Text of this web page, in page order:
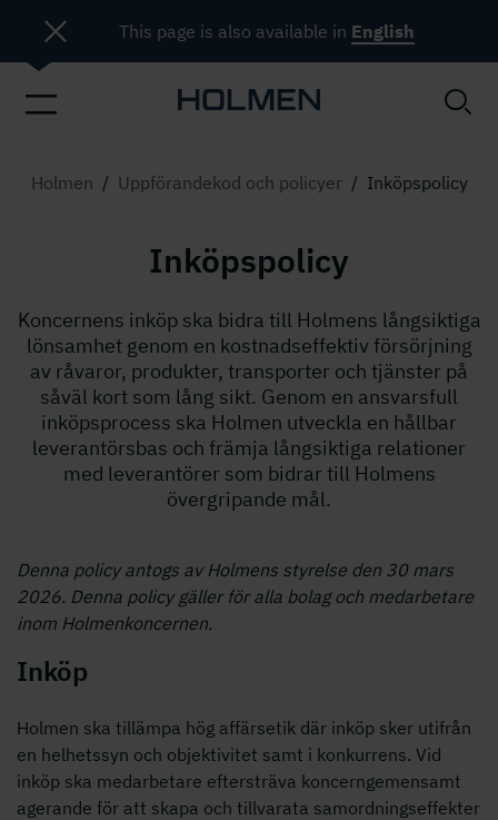
Holmen / Uppförandekod och policyer / Inköpspolicy
Inköpspolicy
Koncernens inköp ska bidra till Holmens långsiktiga
lönsamhet genom en kostnadseffektiv försörjning
av råvaror, produkter, transporter och tjänster på
såväl kort som lång sikt. Genom en ansvarsfull
inköpsprocess ska Holmen utveckla en hållbar
leverantörsbas och främja långsiktiga relationer
med leverantörer som bidrar till Holmens
övergripande mål.
Denna policy antogs av Holmens styrelse den 30 mars
2026. Denna policy gäller för alla bolag och medarbetare
inom Holmenkoncernen.
Inköp
Holmen ska tillämpa hög affärsetik där inköp sker utifrån
en helhetssyn och objektivitet samt i konkurrens. Vid
inköp ska medarbetare eftersträva koncerngemensamt
agerande för att skapa och tillvarata samordningseffekter
This page is also available in English